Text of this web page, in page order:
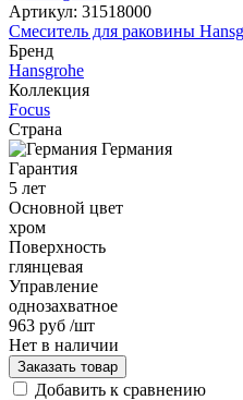
Артикул: 31518000
Смеситель для раковины
Бренд
Hansgrohe
Коллекция
Focus
Страна
Германия
Гарантия
5 лет
Основной цвет
хром
Поверхность
глянцевая
Управление
однозахватное
963 руб /шт
Нет в наличии
Заказать товар
Добавить к сравнению